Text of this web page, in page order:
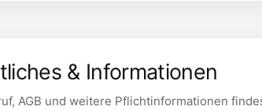
& Informationen
AGB und weitere Pflichtinformationen